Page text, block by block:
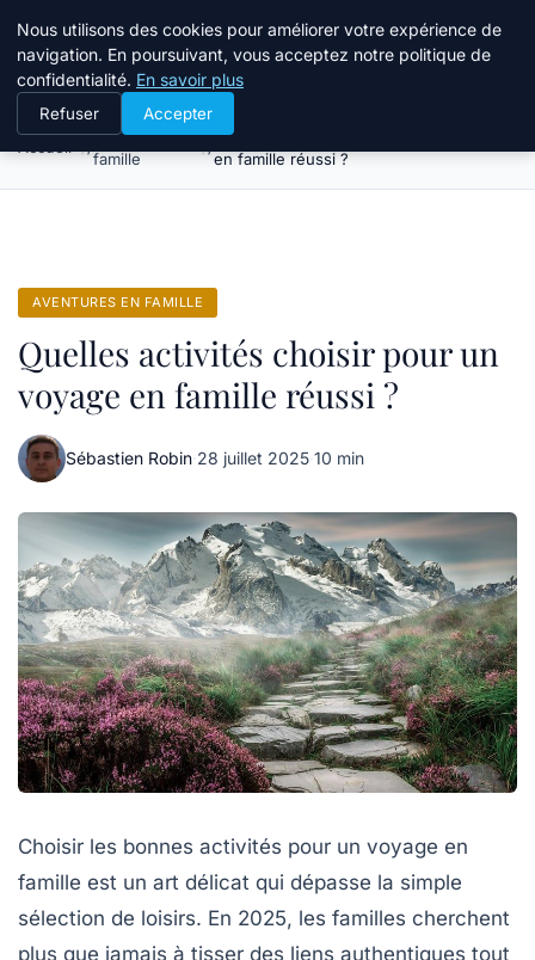
Tourisme Landes
Aventures en
famille
Quelles activités choisir pour un voyage
en famille réussi ?
AVENTURES EN FAMILLE
Quelles activités choisir pour un
voyage en famille réussi ?
Sébastien Robin·28 juillet 2025·10 min
Choisir les bonnes activités pour un voyage en
famille est un art délicat qui dépasse la simple
sélection de loisirs. En 2025, les familles cherchent
plus que jamais à tisser des liens authentiques tout
Nous utilisons des cookies pour améliorer votre expérience de
navigation. En poursuivant, vous acceptez notre politique de
confidentialité. En savoir plus
Refuser Accepter